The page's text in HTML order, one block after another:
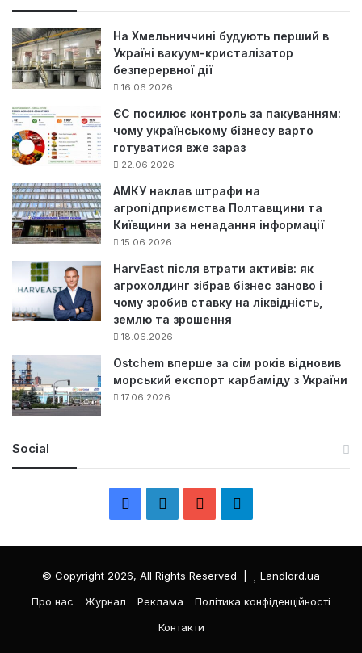
На Хмельниччині будують перший в
Україні вакуум-кристалізатор
безперервної дії
16.06.2026
ЄС посилює контроль за пакуванням:
чому українському бізнесу варто
готуватися вже зараз
22.06.2026
АМКУ наклав штрафи на
агропідприємства Полтавщини та
Київщини за ненадання інформації
15.06.2026
HarvEast після втрати активів: як
агрохолдинг зібрав бізнес заново і
чому зробив ставку на ліквідність,
землю та зрошення
18.06.2026
Ostchem вперше за сім років відновив
морський експорт карбаміду з України
17.06.2026
Social
e
k
e
T
л
е
© Copyright 2026, All Rights Reserved |
Landlord.ua
Про нас
Журнал Реклама
Політика конфіденційності
Контакти